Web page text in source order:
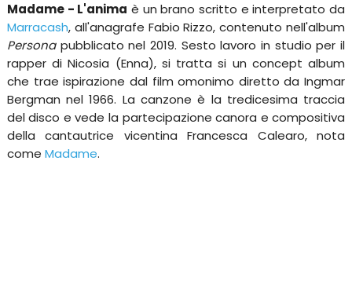
Madame - L'anima è un brano scritto e interpretato da
Marracash, all'anagrafe Fabio Rizzo, contenuto nell'album
Personapubblicato nel 2019. Sesto lavoro in studio per il
rapper di Nicosia (Enna), si tratta si un concept album
che trae ispirazione dal film omonimo diretto da Ingmar
Bergman nel 1966. La canzone è la tredicesima traccia
del disco e vede la partecipazione canora e compositiva
della cantautrice vicentina Francesca Calearo, nota
come Madame.